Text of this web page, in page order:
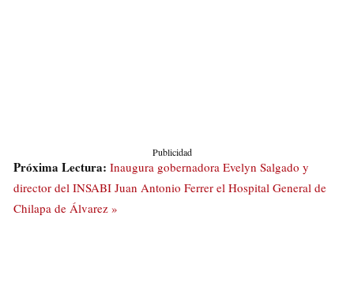
Publicidad
Próxima Lectura: Inaugura gobernadora Evelyn Salgado y
director del INSABI Juan Antonio Ferrer el Hospital General de
Chilapa de Álvarez »